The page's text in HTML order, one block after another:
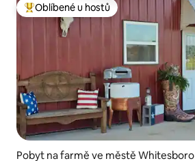
Nejlepší v kategorii Oblíbené u hostů
Oblíbené u hostů
Pobyt na farmě ve městě Whitesboro